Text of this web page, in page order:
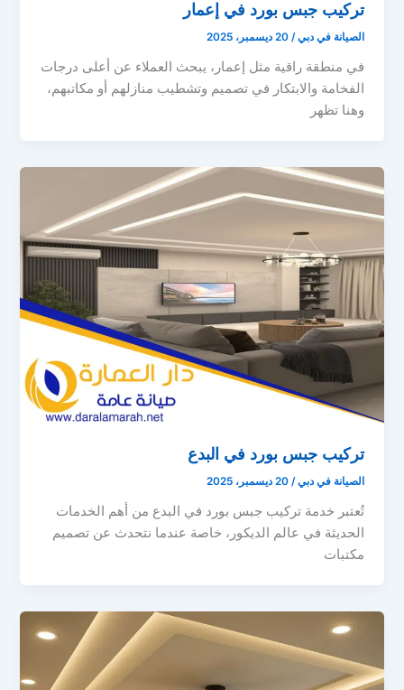
تركيب جبس بورد في إعمار
الصيانة في دبي/20 ديسمبر، 2025
في منطقة راقية مثل إعمار، يبحث العملاء عن أعلى درجات
الفخامة والابتكار في تصميم وتشطيب منازلهم أو مكاتبهم،
وهنا تظهر
تركيب جبس بورد في البدع
الصيانة في دبي/20 ديسمبر، 2025
تُعتبر خدمة تركيب جبس بورد في البدع من أهم الخدمات
الحديثة في عالم الديكور، خاصة عندما نتحدث عن تصميم
مكتبات